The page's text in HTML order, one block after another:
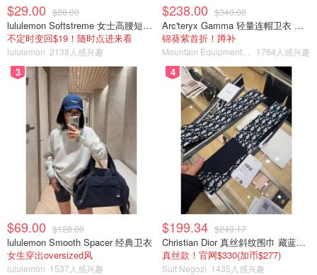
$29.00 $88.00
lululemon Softstreme 女士高腰短裤 10cm
不定时变回$19！随时点进来看
lululemon 2138人感兴趣
$238.00 $340.00
Arc'teryx Gamma 轻量连帽卫衣 女款
锦葵紫首折！蹲补
1764人感兴趣
3
$69.00 $128.00
lululemon Smooth Spacer 经典卫衣
女生穿出oversized风
lululemon 1537人感兴趣
4
$199.34 $249.17
Christian Dior 真丝斜纹围巾 藏蓝米色
真丝款！官网$330(加币$277)
Suit Negozi 1435人感兴趣